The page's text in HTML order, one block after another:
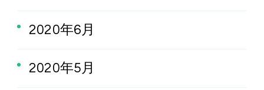
2020年6月
2020年5月